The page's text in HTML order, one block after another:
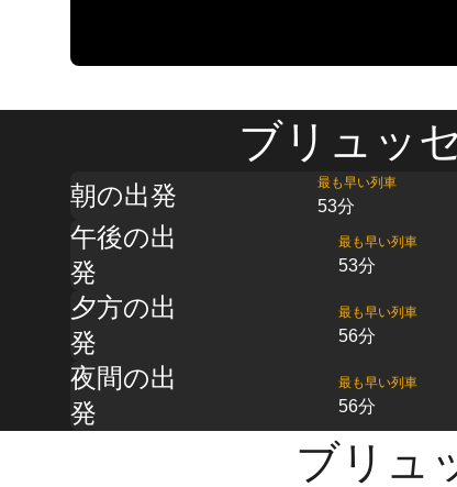
ブリュッ
朝の出発 最も早い列車
53分
午後の出
発
最も早い列車
53分
夕方の出
発
最も早い列車
56分
夜間の出
発
最も早い列車
56分
ブリュ